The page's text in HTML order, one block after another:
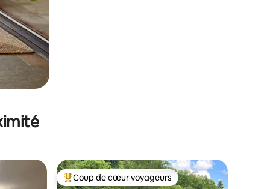
Coups de cœur voyageurs les plus appréciés
Coup de cœur voyageurs